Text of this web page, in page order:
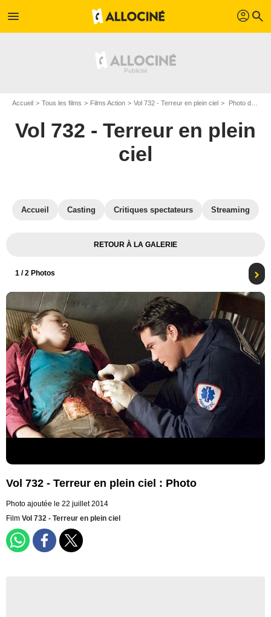
menu profil search
Accueil Tous les films Films Action Vol 732 - Terreur en plein ciel Photo de Vol 732 - Terreur en plein ciel - Photo 1
Vol 732 - Terreur en plein
ciel
Accueil Casting Critiques spectateurs Streaming
RETOUR À LA GALERIE
1 / 2 Photos
Vol 732 - Terreur en plein ciel : Photo
Photo ajoutée le 22 juillet 2014
Film Vol 732 - Terreur en plein ciel